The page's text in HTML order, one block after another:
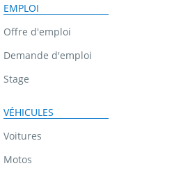
EMPLOI
Offre d'emploi
Demande d'emploi
Stage
VÉHICULES
Voitures
Motos